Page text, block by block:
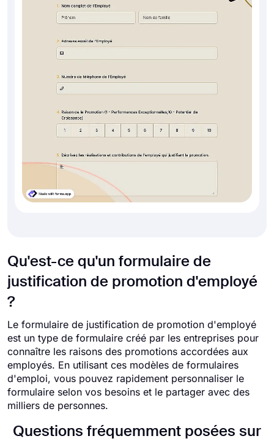
Qu'est-ce qu'un formulaire de
justification de promotion d'employé
?
Le formulaire de justification de promotion d'employé
est un type de formulaire créé par les entreprises pour
connaître les raisons des promotions accordées aux
employés. En utilisant ces modèles de formulaires
d'emploi, vous pouvez rapidement personnaliser le
formulaire selon vos besoins et le partager avec des
milliers de personnes.
Questions fréquemment posées sur